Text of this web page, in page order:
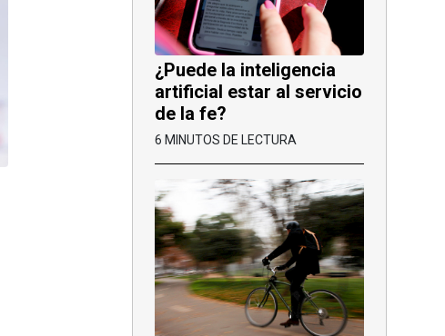
¿Puede la inteligencia
artificial estar al servicio
de la fe?
6 MINUTOS DE LECTURA